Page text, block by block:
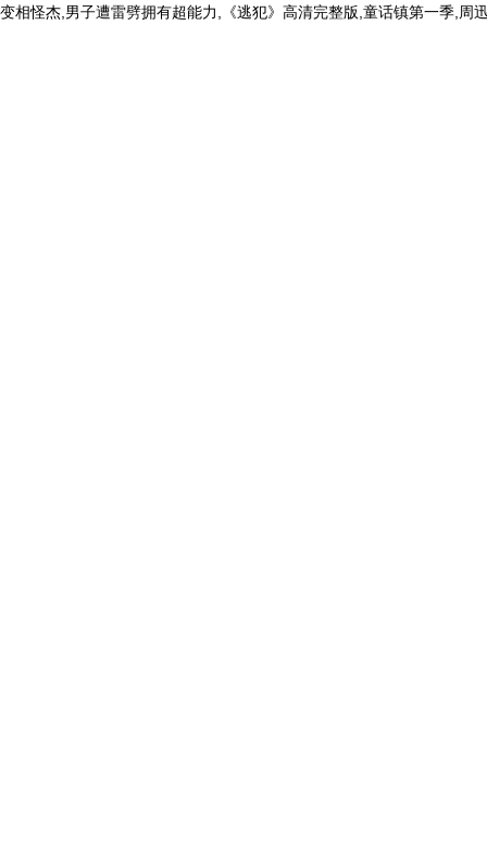
变相怪杰,男子遭雷劈拥有超能力,《逃犯》高清完整版,童话镇第一季,